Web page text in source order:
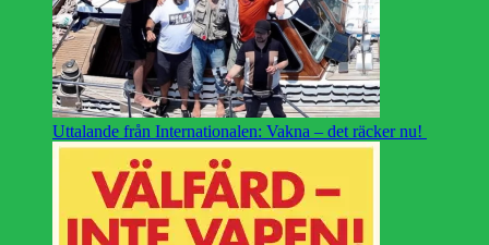
Uttalande från Internationalen: Vakna – det räcker nu!